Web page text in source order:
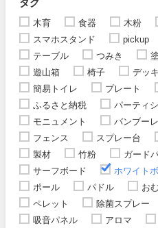
タグ
木育 食器 木粉
スマホスタンド
pickup
テーブル
つみき
遊山箱
椅子 デッキ
簡易トイレ
プレート
ふるさと納税
パーティ
モニュメント
バンブー
フェンス
スプレー台
製材
竹粉 ガード
サーフボード
ホワイト
ポール
パドル お
ペレット
除菌スプレー
吸音パネル
アロマ